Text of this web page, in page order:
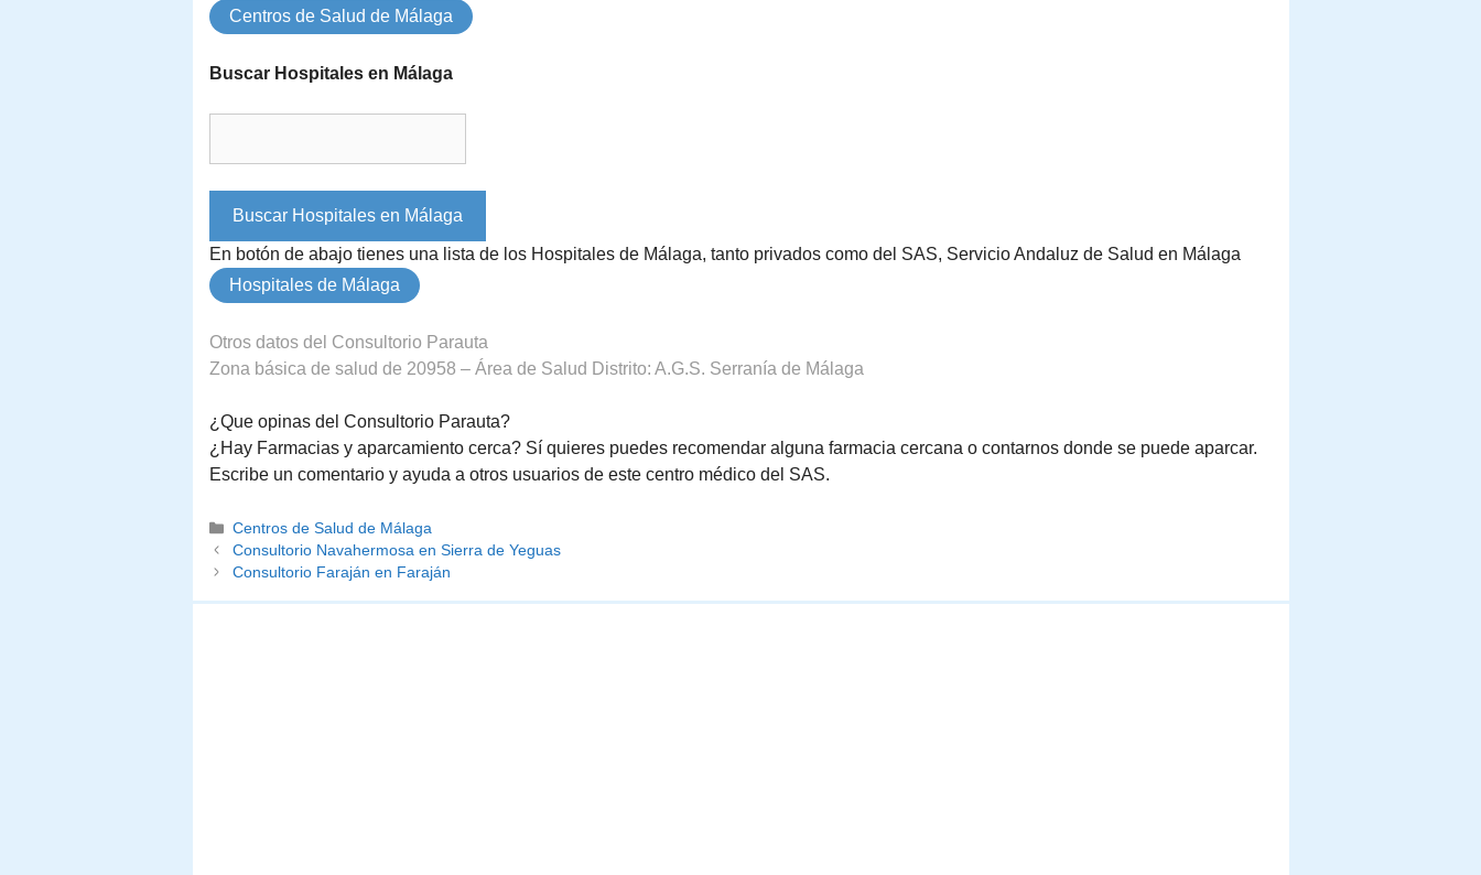
Centros de Salud de Málaga
Buscar Hospitales en Málaga
En botón de abajo tienes una lista de los Hospitales de Málaga, tanto privados como del SAS, Servicio Andaluz de Salud en Málaga
Hospitales de Málaga
Otros datos del Consultorio Parauta
Zona básica de salud de 20958 – Área de Salud Distrito: A.G.S. Serranía de Málaga
¿Que opinas del Consultorio Parauta?
¿Hay Farmacias y aparcamiento cerca? Sí quieres puedes recomendar alguna farmacia cercana o contarnos donde se puede aparcar.
Escribe un comentario y ayuda a otros usuarios de este centro médico del SAS.
Categorías
Centros de Salud de Málaga
Consultorio Navahermosa en Sierra de Yeguas
Consultorio Faraján en Faraján